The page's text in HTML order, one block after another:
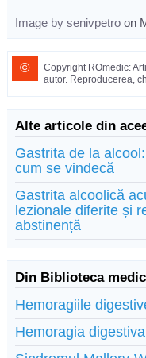
Image by senivpetroon
©
Copyright ROmedic:
autor. Reproducerea,
Alte articole din
Gastrita de la
cum se vindecă
Gastrita alcoolică
lezionale diferite și
abstinență
Din Biblioteca
Hemoragiile
Hemoragia